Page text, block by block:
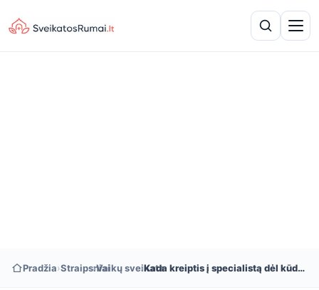
Pradžia›Straipsniai
›Vaikų sveikata
› Kada kreiptis į specialistą dėl kūdikio miego problemų?